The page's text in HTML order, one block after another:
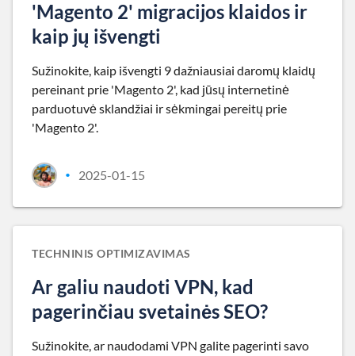
'Magento 2' migracijos klaidos ir
kaip jų išvengti
Sužinokite, kaip išvengti 9 dažniausiai daromų klaidų
pereinant prie 'Magento 2', kad jūsų internetinė
parduotuvė sklandžiai ir sėkmingai pereitų prie
'Magento 2'.
• 2025-01-15
TECHNINIS OPTIMIZAVIMAS
Ar galiu naudoti VPN, kad
pagerinčiau svetainės SEO?
Sužinokite, ar naudodami VPN galite pagerinti savo